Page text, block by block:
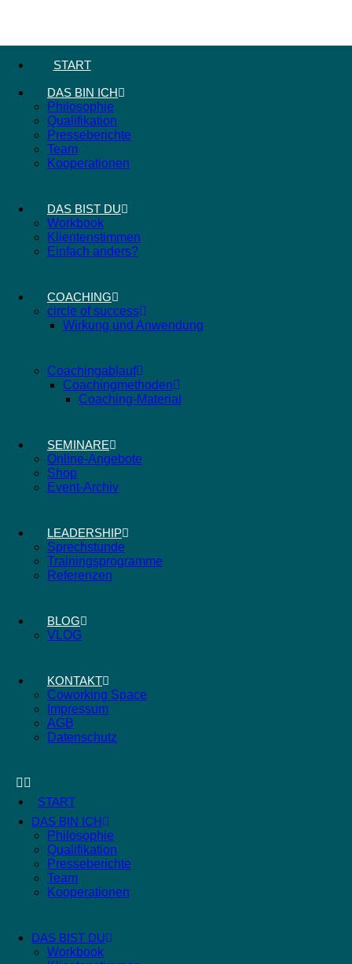
START
DAS BIN ICH
Philosophie
Qualifikation
Presseberichte
Team
Kooperationen
DAS BIST DU
Workbook
Klientenstimmen
Einfach anders?
COACHING
circle of success
Wirkung und Anwendung
Coachingablauf
Coachingmethoden
Coaching-Material
SEMINARE
Online-Angebote
Shop
Event-Archiv
LEADERSHIP
Sprechstunde
Trainingsprogramme
Referenzen
BLOG
VLOG
KONTAKT
Coworking Space
Impressum
AGB
Datenschutz
START
DAS BIN ICH
Philosophie
Qualifikation
Presseberichte
Team
Kooperationen
DAS BIST DU
Workbook